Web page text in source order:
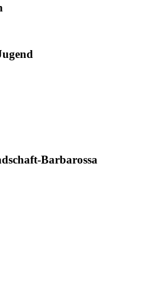
Barbarossa